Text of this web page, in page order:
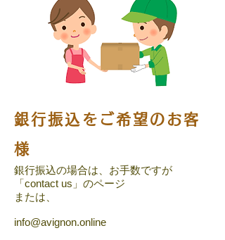
銀行振込をご希望のお客
様
​銀行振込の場合は、お手数ですが
「contact us」のページ
または、
info@avignon.online